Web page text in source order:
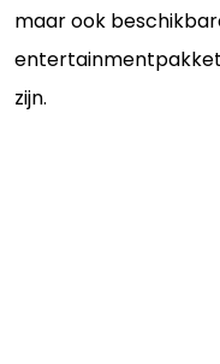
maar ook
zijn.